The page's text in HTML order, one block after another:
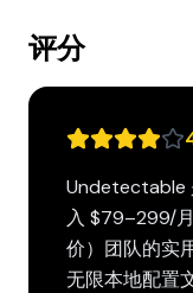
评分
Undetectable
入 $79–299/
价）团队的实
无限本地配置